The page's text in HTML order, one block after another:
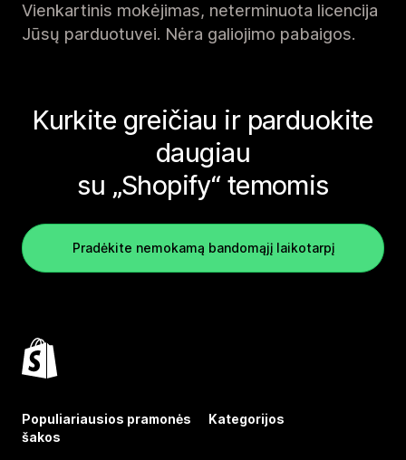
Vienkartinis mokėjimas, neterminuota licencija
Jūsų parduotuvei. Nėra galiojimo pabaigos.
Kurkite greičiau ir parduokite
daugiau
su „Shopify“ temomis
Pradėkite nemokamą bandomąjį laikotarpį
Populiariausios pramonės
šakos
Kategorijos